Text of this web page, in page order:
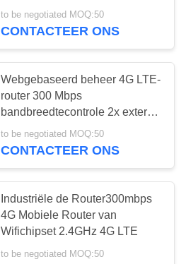
to be negotiated MOQ:50
CONTACTEER ONS
Webgebaseerd beheer 4G LTE-
router 300 Mbps
bandbreedtecontrole 2x externe
antennes
to be negotiated MOQ:50
CONTACTEER ONS
Industriële de Router300mbps
4G Mobiele Router van
Wifichipset 2.4GHz 4G LTE
to be negotiated MOQ:50